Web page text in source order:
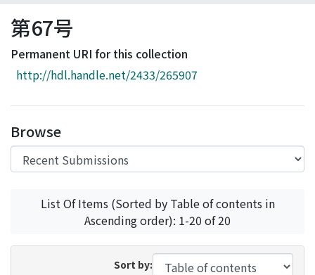
Browse
Download Ranking
Access Statistics
第67号
Permanent URI for this collection
http://hdl.handle.net/2433/265907
Browse
List Of Items (Sorted by Table of contents in
Ascending order): 1-20 of 20
Sort by: